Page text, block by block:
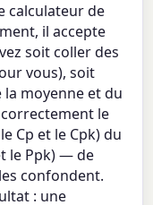
calculateur de
il accepte
soit coller des
vous), soit
la moyenne et du
le
Cp et le Cpk) du
le Ppk) — de
confondent.
: une